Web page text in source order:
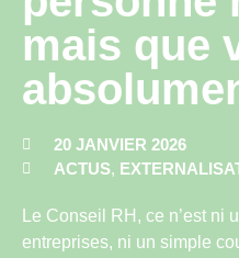
mais que
20 JANVIER 2026
ACTUS,
Le Conseil RH, ce n’est
entreprises, ni un simple